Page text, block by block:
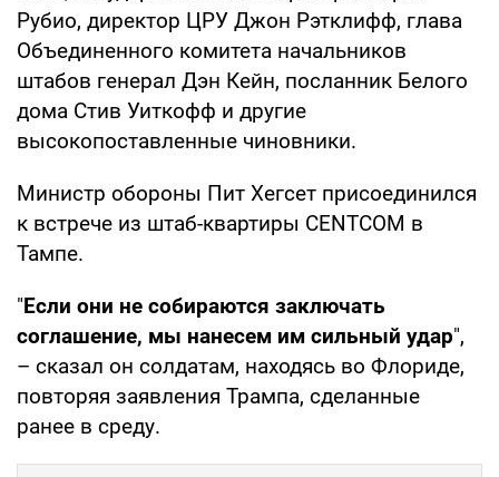
Рубио, директор ЦРУ Джон Рэтклифф, глава
Объединенного комитета начальников
штабов генерал Дэн Кейн, посланник Белого
дома Стив Уиткофф и другие
высокопоставленные чиновники.
Министр обороны Пит Хегсет присоединился
к встрече из штаб-квартиры CENTCOM в
Тампе.
"Если они не собираются заключать
соглашение, мы нанесем им сильный удар",
– сказал он солдатам, находясь во Флориде,
повторяя заявления Трампа, сделанные
ранее в среду.